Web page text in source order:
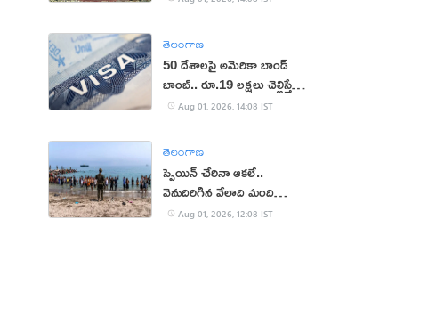
తెలంగాణ
50 దేశాలపై అమెరికా బాండ్
బాంబ్.. రూ.19 లక్షలు చెల్లిస్తేనే
వీసా!Aug 01, 2026, 14:08 IST
తెలంగాణ
స్పెయిన్ చేరినా ఆకలే..
వెనుదిరిగిన వేలాది మంది
వలసదారులు
Aug 01, 2026, 12:08 IST